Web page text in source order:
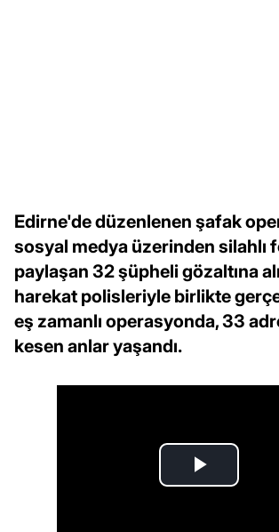
Edirne'de düzenlenen şafak
sosyal medya üzerinden silahlı
paylaşan 32 şüpheli gözaltına
harekat polisleriyle birlikte
eş zamanlı operasyonda, 33
kesen anlar yaşandı.